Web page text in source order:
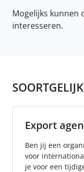
Mogelijks kunnen
interesseren.
Export
Ben jij een
voor
je voor een